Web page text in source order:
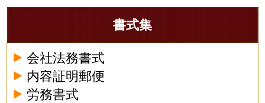
書式集
会社法務書式
内容証明郵便
労務書式